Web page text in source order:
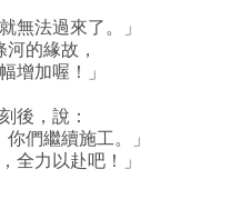
無法過來了。」
河的緣故，
增加喔！」
後，說：
們繼續施工。」
全力以赴吧！」